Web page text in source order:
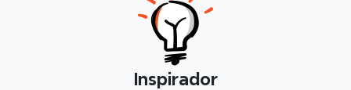
Inspirador